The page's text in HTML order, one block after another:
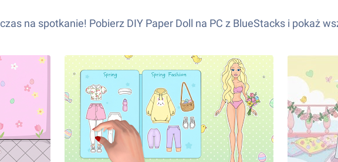
na spotkanie! Pobierz DIY Paper Doll na PC z BlueStacks i pokaż